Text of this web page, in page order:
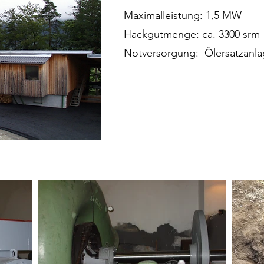
Maximalleistung: 1,5 MW
Hackgutmenge: ca. 3300 srm
Notversorgung: